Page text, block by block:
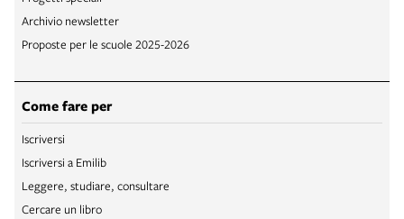
Archivio newsletter
Proposte per le scuole 2025-2026
Come fare per
Iscriversi
Iscriversi a Emilib
Leggere, studiare, consultare
Cercare un libro